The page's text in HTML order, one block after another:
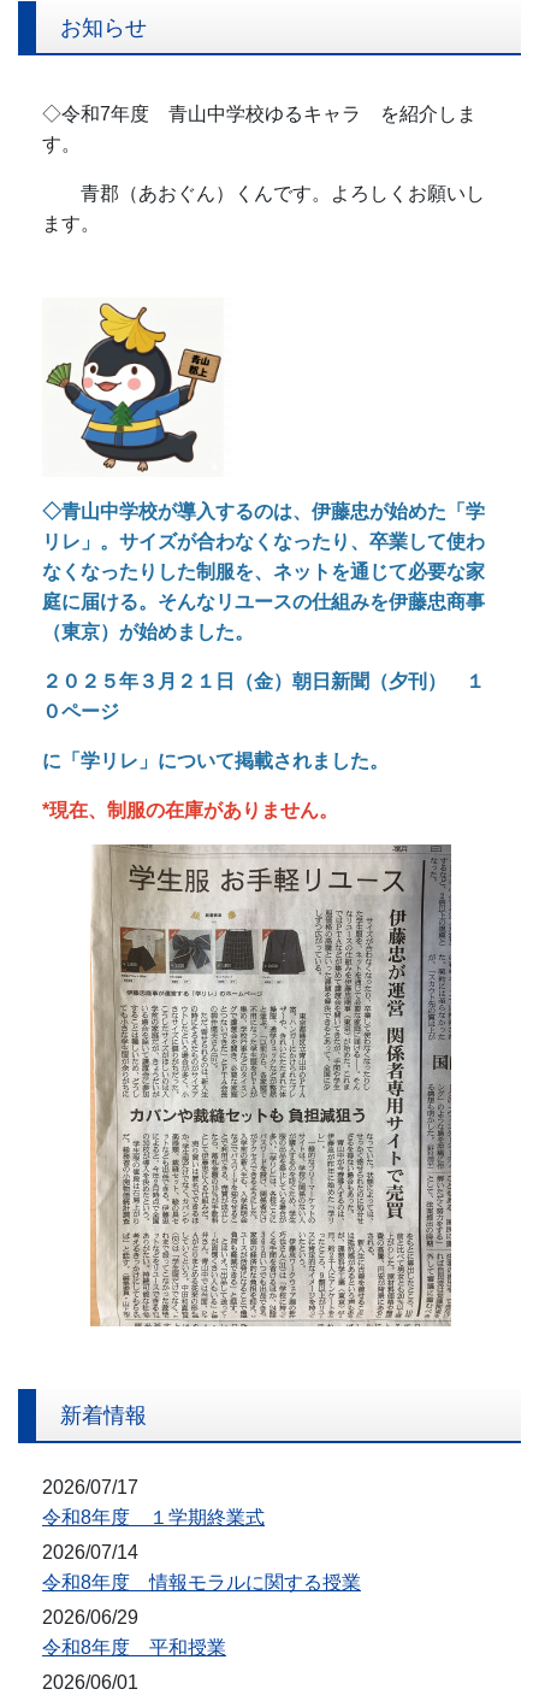
お知らせ
◇令和7年度 青山中学校ゆるキャラ を紹介しま
す。
青郡（あおぐん）くんです。よろしくお願いし
ます。
◇青山中学校が導入するのは、伊藤忠が始めた「学
リレ」。サイズが合わなくなったり、卒業して使わ
なくなったりした制服を、ネットを通じて必要な家
庭に届ける。そんなリユースの仕組みを伊藤忠商事
（東京）が始めました。
２０２５年３月２１日（金）朝日新聞（夕刊） １
０ページ
に 「学リレ」について掲載されました。
*現在、制服の在庫がありません。
新着情報
2026/07/17
令和8年度 １学期終業式
2026/07/14
令和8年度 情報モラルに関する授業
2026/06/29
令和8年度 平和授業
2026/06/01